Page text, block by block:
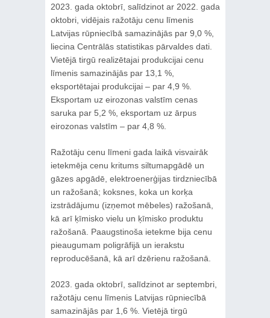
2023. gada oktobrī, salīdzinot ar 2022. gada
oktobri, vidējais ražotāju cenu līmenis
Latvijas rūpniecībā samazinājās par 9,0 %,
liecina Centrālās statistikas pārvaldes dati.
Vietējā tirgū realizētajai produkcijai cenu
līmenis samazinājās par 13,1 %,
eksportētajai produkcijai – par 4,9 %.
Eksportam uz eirozonas valstīm cenas
saruka par 5,2 %, eksportam uz ārpus
eirozonas valstīm – par 4,8 %.
Ražotāju cenu līmeni gada laikā visvairāk
ietekmēja cenu kritums siltumapgādē un
gāzes apgādē, elektroenerģijas tirdzniecībā
un ražošanā; koksnes, koka un korķa
izstrādājumu (izņemot mēbeles) ražošanā,
kā arī ķīmisko vielu un ķīmisko produktu
ražošanā. Paaugstinoša ietekme bija cenu
pieaugumam poligrāfijā un ierakstu
reproducēšanā, kā arī dzērienu ražošanā.
2023. gada oktobrī, salīdzinot ar septembri,
ražotāju cenu līmenis Latvijas rūpniecībā
samazinājās par 1,6 %. Vietējā tirgū